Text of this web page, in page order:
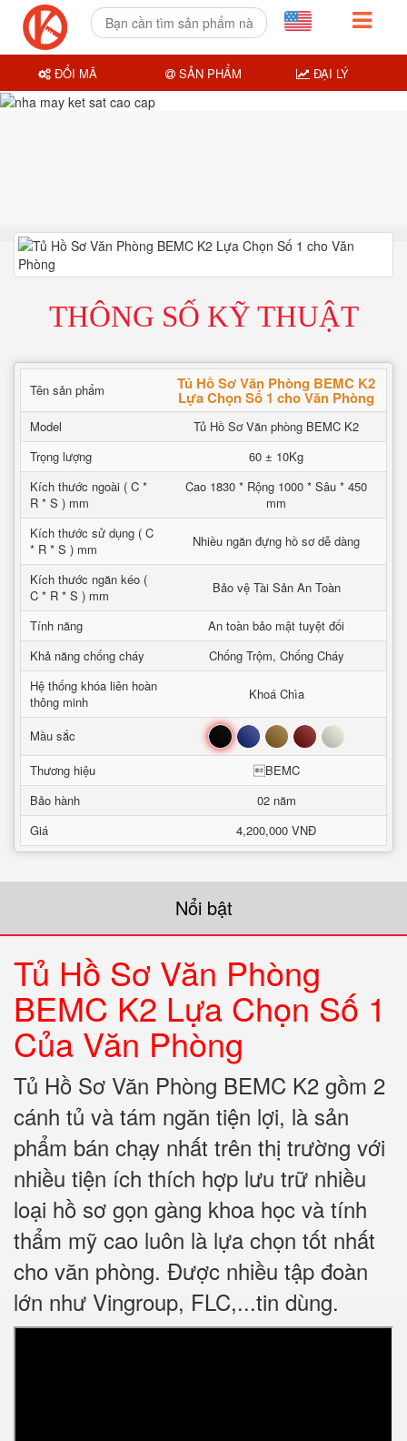
THÔNG SỐ KỸ THUẬT
Tên sản phẩm Tủ Hồ Sơ Văn Phòng BEMC K2
Lựa Chọn Số 1 cho Văn Phòng
Model
Tủ Hồ Sơ Văn phòng BEMC K2
Trọng lượng
60 ± 10Kg
Kích thước ngoài ( C *
R * S ) mm
Cao 1830 * Rộng 1000 * Sâu * 450
mm
Kích thước sử dụng ( C
* R * S ) mm
Nhiều ngăn đựng hồ sơ dễ dàng
Kích thước ngăn kéo (
C * R * S ) mm
Bảo vệ Tài Sản An Toàn
Tính năng
An toàn bảo mật tuyệt đối
Khả năng chống cháy
Chống Trộm, Chống Cháy
Hệ thống khóa liên hoàn
thông minh
Khoá Chìa
Mầu sắc Đen Xanh Nâu Đỏ Trắng
Thương hiệu
BEMC
Bảo hành
02 năm
Giá
4,200,000 VNĐ
Nổi bật
Tủ Hồ Sơ Văn Phòng
BEMC K2 Lựa Chọn Số 1
Của Văn Phòng
Tủ Hồ Sơ Văn Phòng BEMC K2 gồm 2
cánh tủ và tám ngăn tiện lợi, là sản
phẩm bán chạy nhất trên thị trường với
nhiều tiện ích thích hợp lưu trữ nhiều
loại hồ sơ gọn gàng khoa học và tính
thẩm mỹ cao luôn là lựa chọn tốt nhất
cho văn phòng. Được nhiều tập đoàn
lớn như Vingroup, FLC,...tin dùng.
ĐỔI MÃ SẢN PHẨM ĐẠI LÝ